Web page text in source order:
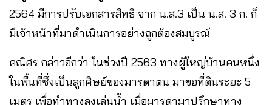
2564 มีการปรับเอกสารสิทธิ จาก น.ส.3 เป็น น.ส. 3 ก. ก็
มีเจ้าหน้าที่มาดำเนินการอย่างถูกต้องสมบูรณ์
คณิศร กล่าวอีกว่า ในช่วงปี 2563 ทางผู้ใหญ่บ้านคนหนึ่ง
ในพื้นที่ซึ่งเป็นลูกศิษย์ของมารดาตน มาขอที่ดินระยะ 5
เมตร เพื่อทำทางลงเล่นน้ำ เมื่อมารดามาปรึกษาทาง